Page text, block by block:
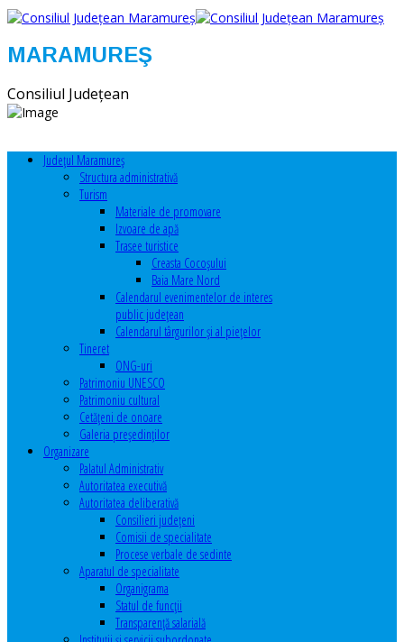
MARAMUREŞ
Consiliul Judeţean
Judeţul Maramureş
Structura administrativă
Turism
Materiale de promovare
Izvoare de apă
Trasee turistice
Creasta Cocoșului
Baia Mare Nord
Calendarul evenimentelor de interes
public judeţean
Calendarul târgurilor şi al pieţelor
Tineret
ONG-uri
Patrimoniu UNESCO
Patrimoniu cultural
Cetăţeni de onoare
Galeria președinților
Organizare
Palatul Administrativ
Autoritatea executivă
Autoritatea deliberativă
Consilieri judeţeni
Comisii de specialitate
Procese verbale de sedinte
Aparatul de specialitate
Organigrama
Statul de funcții
Transparență salarială